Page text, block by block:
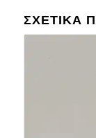
ΣΧΕΤΙΚΆ